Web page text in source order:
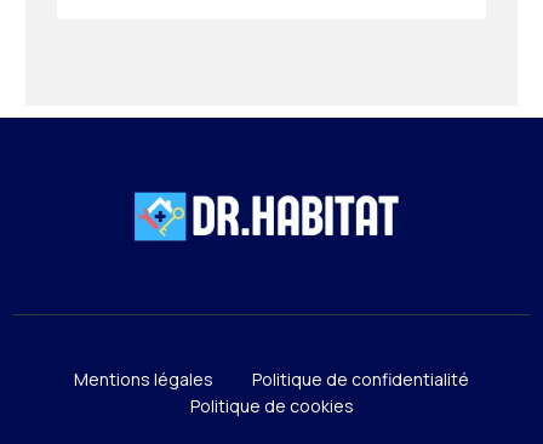
Mentions légales
Politique de confidentialité
Politique de cookies